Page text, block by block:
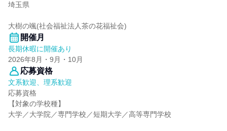
埼玉県
大樹の颯(社会福祉法人茶の花福祉会)
開催月
長期休暇に開催あり
2026年8月・9月・10月
応募資格
文系歓迎、理系歓迎
応募資格
【対象の学校種】
大学／大学院／専門学校／短期大学／高等専門学校